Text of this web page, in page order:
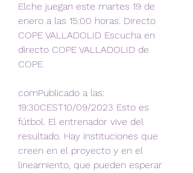
Elche juegan este martes 19 de
enero a las 15:00 horas. Directo
COPE VALLADOLID Escucha en
directo COPE VALLADOLID de
COPE
comPublicado a las:
19:30CEST10/09/2023 Esto es
fútbol. El entrenador vive del
resultado. Hay instituciones que
creen en el proyecto y en el
lineamiento, que pueden esperar